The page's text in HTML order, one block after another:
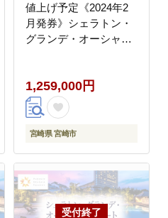
値上げ予定《2024年2
月発券》シェラトン・
グランデ・オーシャン
券×５枚セット
1,259,000円
宮崎県 宮崎市